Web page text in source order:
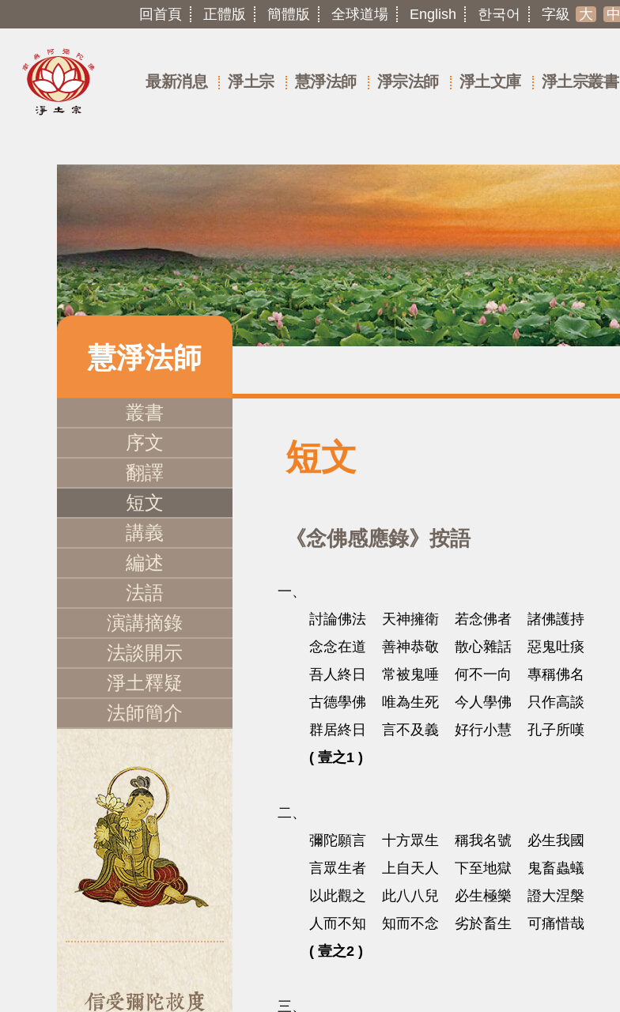
回首頁 正體版 簡體版 全球道場 English 한국어 字級 大 中
最新消息 淨土宗 慧淨法師 淨宗法師 淨土文庫 淨土宗叢書
慧淨法師
叢書
序文
翻譯
短文
講義
編述
法語
演講摘錄
法談開示
淨土釋疑
法師簡介
短文
《念佛感應錄》按語
一、
討論佛法 天神擁衛 若念佛者 諸佛護持
念念在道 善神恭敬 散心雜話 惡鬼吐痰
吾人終日 常被鬼唾 何不一向 專稱佛名
古德學佛 唯為生死 今人學佛 只作高談
群居終日 言不及義 好行小慧 孔子所嘆
( 壹之1 )
二、
彌陀願言 十方眾生 稱我名號 必生我國
言眾生者 上自天人 下至地獄 鬼畜蟲蟻
以此觀之 此八八兒 必生極樂 證大涅槃
人而不知 知而不念 劣於畜生 可痛惜哉
( 壹之2 )
三、